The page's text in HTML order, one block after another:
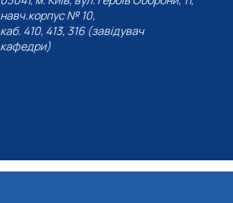
навч.корпус № 10,
каб. 410, 413, 316 (завідувач
кафедри)